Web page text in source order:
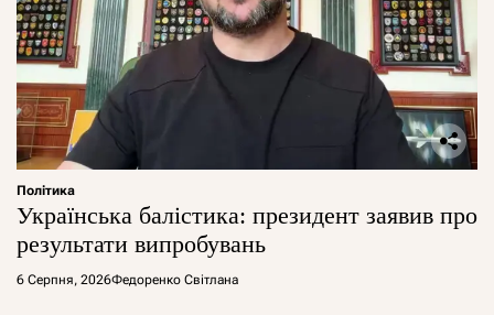
Політика
Українська балістика: президент заявив про
результати випробувань
6 Серпня, 2026Федоренко Світлана